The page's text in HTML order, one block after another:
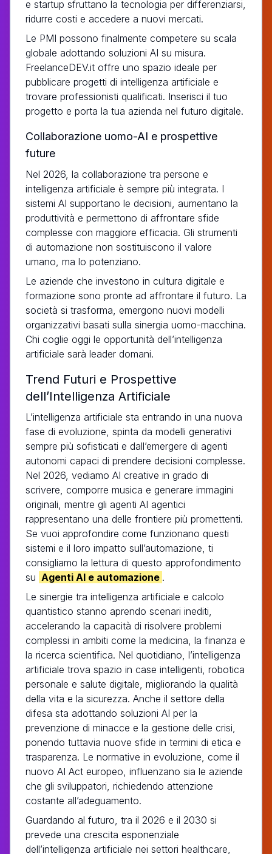
e startup sfruttano la tecnologia per differenziarsi,
ridurre costi e accedere a nuovi mercati.
Le PMI possono finalmente competere su scala
globale adottando soluzioni AI su misura.
FreelanceDEV.it offre uno spazio ideale per
pubblicare progetti di intelligenza artificiale e
trovare professionisti qualificati. Inserisci il tuo
progetto e porta la tua azienda nel futuro digitale.
Collaborazione uomo-AI e prospettive
future
Nel 2026, la collaborazione tra persone e
intelligenza artificiale è sempre più integrata. I
sistemi AI supportano le decisioni, aumentano la
produttività e permettono di affrontare sfide
complesse con maggiore efficacia. Gli strumenti
di automazione non sostituiscono il valore
umano, ma lo potenziano.
Le aziende che investono in cultura digitale e
formazione sono pronte ad affrontare il futuro. La
società si trasforma, emergono nuovi modelli
organizzativi basati sulla sinergia uomo-macchina.
Chi coglie oggi le opportunità dell’intelligenza
artificiale sarà leader domani.
Trend Futuri e Prospettive
dell’Intelligenza Artificiale
L’intelligenza artificiale sta entrando in una nuova
fase di evoluzione, spinta da modelli generativi
sempre più sofisticati e dall’emergere di agenti
autonomi capaci di prendere decisioni complesse.
Nel 2026, vediamo AI creative in grado di
scrivere, comporre musica e generare immagini
originali, mentre gli agenti AI agentici
rappresentano una delle frontiere più promettenti.
Se vuoi approfondire come funzionano questi
sistemi e il loro impatto sull’automazione, ti
consigliamo la lettura di questo approfondimento
su Agenti AI e automazione .
Le sinergie tra intelligenza artificiale e calcolo
quantistico stanno aprendo scenari inediti,
accelerando la capacità di risolvere problemi
complessi in ambiti come la medicina, la finanza e
la ricerca scientifica. Nel quotidiano, l’intelligenza
artificiale trova spazio in case intelligenti, robotica
personale e salute digitale, migliorando la qualità
della vita e la sicurezza. Anche il settore della
difesa sta adottando soluzioni AI per la
prevenzione di minacce e la gestione delle crisi,
ponendo tuttavia nuove sfide in termini di etica e
trasparenza. Le normative in evoluzione, come il
nuovo AI Act europeo, influenzano sia le aziende
che gli sviluppatori, richiedendo attenzione
costante all’adeguamento.
Guardando al futuro, tra il 2026 e il 2030 si
prevede una crescita esponenziale
dell’intelligenza artificiale nei settori healthcare,